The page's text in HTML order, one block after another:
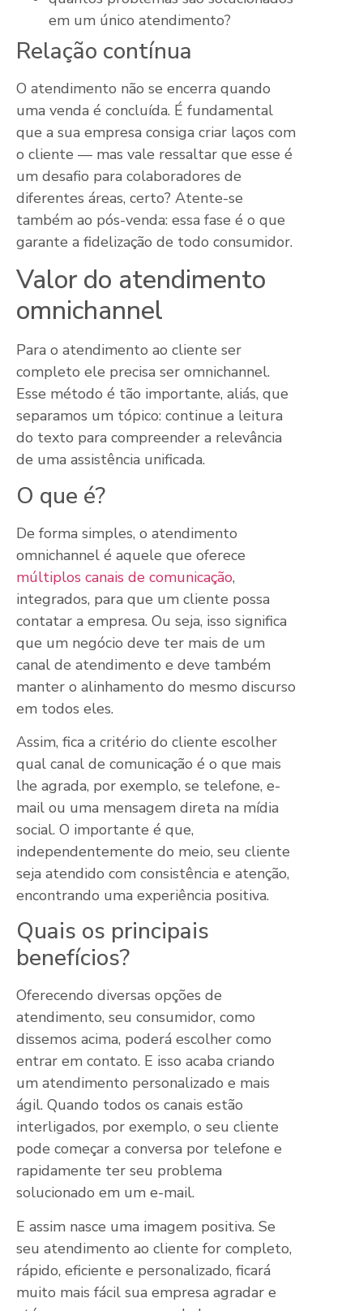
em um único atendimento?
Relação contínua
O atendimento não se encerra quando
uma venda é concluída. É fundamental
que a sua empresa consiga criar laços com
o cliente — mas vale ressaltar que esse é
um desafio para colaboradores de
diferentes áreas, certo? Atente-se
também ao pós-venda: essa fase é o que
garante a fidelização de todo consumidor.
Valor do atendimento
omnichannel
Para o atendimento ao cliente ser
completo ele precisa ser omnichannel.
Esse método é tão importante, aliás, que
separamos um tópico: continue a leitura
do texto para compreender a relevância
de uma assistência unificada.
O que é?
De forma simples, o atendimento
omnichannel é aquele que oferece
múltiplos canais de comunicação,
integrados, para que um cliente possa
contatar a empresa. Ou seja, isso significa
que um negócio deve ter mais de um
canal de atendimento e deve também
manter o alinhamento do mesmo discurso
em todos eles.
Assim, fica a critério do cliente escolher
qual canal de comunicação é o que mais
lhe agrada, por exemplo, se telefone, e-
mail ou uma mensagem direta na mídia
social. O importante é que,
independentemente do meio, seu cliente
seja atendido com consistência e atenção,
encontrando uma experiência positiva.
Quais os principais
benefícios?
Oferecendo diversas opções de
atendimento, seu consumidor, como
dissemos acima, poderá escolher como
entrar em contato. E isso acaba criando
um atendimento personalizado e mais
ágil. Quando todos os canais estão
interligados, por exemplo, o seu cliente
pode começar a conversa por telefone e
rapidamente ter seu problema
solucionado em um e-mail.
E assim nasce uma imagem positiva. Se
seu atendimento ao cliente for completo,
rápido, eficiente e personalizado, ficará
muito mais fácil sua empresa agradar e